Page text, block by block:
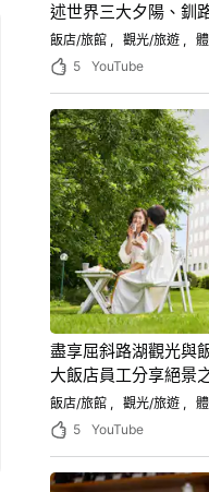
述世界三大夕陽、釧
飯店/旅館 觀光/旅遊
5
YouTube
盡享屈斜路湖觀光與
大飯店員工分享絕景
飯店/旅館 觀光/旅遊
5
YouTube